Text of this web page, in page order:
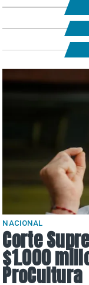
NACIONAL
Corte
$1.000
ProCultura